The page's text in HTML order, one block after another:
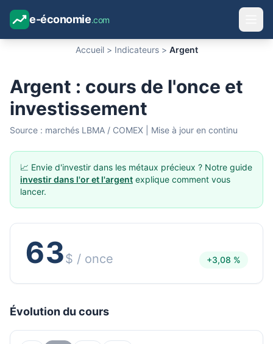
e-économie.com
Accueil > Indicateurs > Argent
Argent : cours de l'once et
investissement
Source : marchés LBMA / COMEX | Mise à jour en continu
📈 Envie d'investir dans les métaux précieux ? Notre guide
investir dans l'or et l'argent explique comment vous
lancer.
63$ / once +3,08 %
Évolution du cours